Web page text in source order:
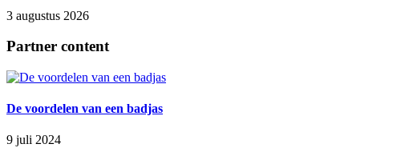
3 augustus 2026
Partner content
De voordelen van een badjas
9 juli 2024